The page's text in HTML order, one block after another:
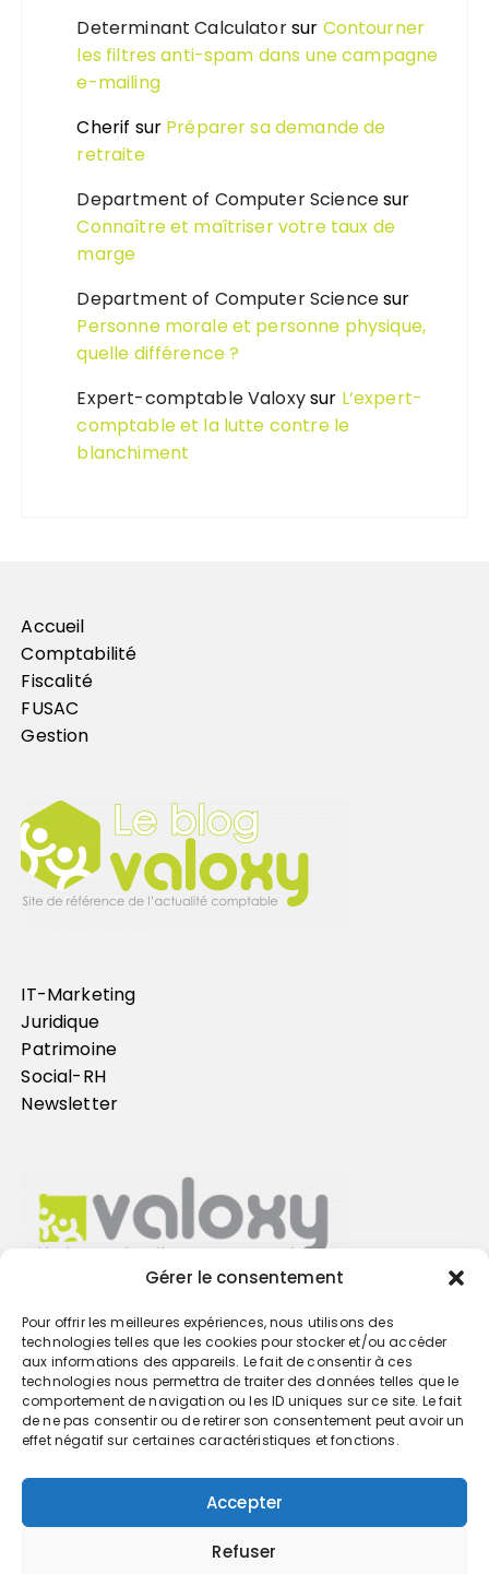
Gérer le consentement
Pour offrir les meilleures expériences, nous utilisons des
technologies telles que les cookies pour stocker et/ou accéder
aux informations des appareils. Le fait de consentir à ces
technologies nous permettra de traiter des données telles que le
comportement de navigation ou les ID uniques sur ce site. Le fait
de ne pas consentir ou de retirer son consentement peut avoir un
effet négatif sur certaines caractéristiques et fonctions.
Accepter
Refuser
Determinant Calculatorsur Contourner
les filtres anti-spam dans une campagne
e-mailing
Cherif sur Préparer sa demande de
retraite
Department of Computer Sciencesur
Connaître et maîtriser votre taux de
marge
Department of Computer Sciencesur
Personne morale et personne physique,
quelle différence ?
Expert-comptable Valoxysur L’expert-
comptable et la lutte contre le
blanchiment
Accueil
Comptabilité
Fiscalité
FUSAC
Gestion
IT-Marketing
Juridique
Patrimoine
Social-RH
Newsletter
Trouvez votre cabinet
GO